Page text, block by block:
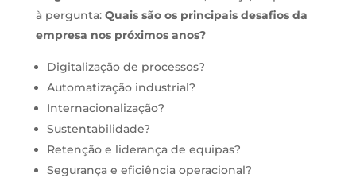
à pergunta: Quais são os principais desafios da
empresa nos próximos anos?
Digitalização de processos?
Automatização industrial?
Internacionalização?
Sustentabilidade?
Retenção e liderança de equipas?
Segurança e eficiência operacional?